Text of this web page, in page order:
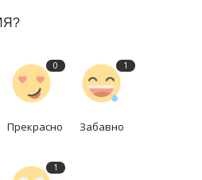
0
Прекрасно
1
Забавно
1